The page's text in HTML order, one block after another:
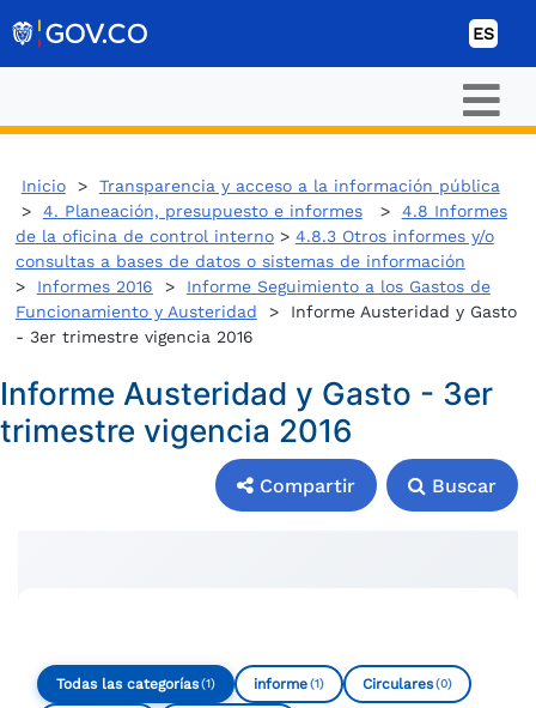
ES
Inicio> Transparencia y acceso a la información pública
> 4. Planeación, presupuesto e informes> 4.8 Informes
de la oficina de control interno> 4.8.3 Otros informes y/o
consultas a bases de datos o sistemas de información
> Informes 2016 > Informe Seguimiento a los Gastos de
Funcionamiento y Austeridad > Informe Austeridad y Gasto
- 3er trimestre vigencia 2016
Informe Austeridad y Gasto - 3er
trimestre vigencia 2016
Compartir Buscar
Todas las categorías(1) informe(1) Circulares(0)